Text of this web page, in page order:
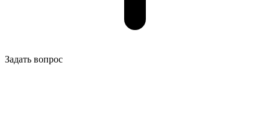
Задать вопрос